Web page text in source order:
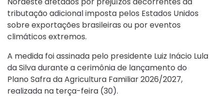
tributação adicional imposta pelos Estados Unidos
sobre exportações brasileiras ou por eventos
climáticos extremos.
A medida foi assinada pelo presidente Luiz Inácio Lula
da Silva durante a cerimônia de lançamento do
Plano Safra da Agricultura Familiar 2026/2027,
realizada na terça-feira (30).